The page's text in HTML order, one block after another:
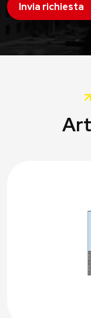
Invia richiesta